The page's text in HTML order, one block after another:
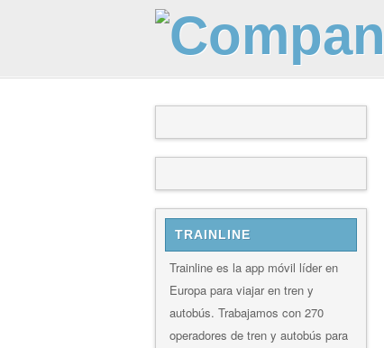
TRAINLINE
Trainline es la app móvil líder en
Europa para viajar en tren y
autobús. Trabajamos con 270
operadores de tren y autobús para